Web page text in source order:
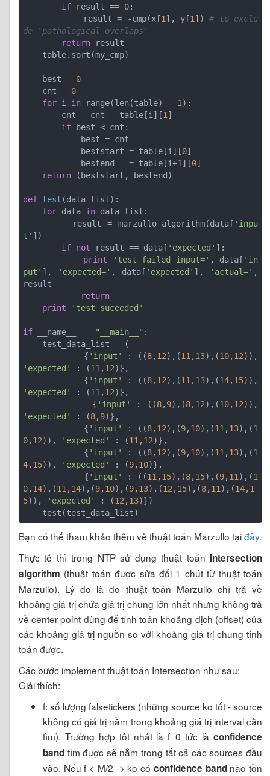
if result == 0:
            result = -cmp(x[
1 ], y[1 ]) # to exclu
de 'pathological overlaps'
return result
    best =
0
    cnt =
0
for i in range(len(table) - 1 ):
        cnt = cnt - table[i][
1 ]
if best < cnt:
            beststart = table[i][
0]
            bestend   = table[i+
1 ][0]
return (beststart, bestend)
def test (data_list) :
for data in data_list:
        result = marzullo_algorithm(data[
'inpu
t' ])
if not result == data[ 'expected' ]:
print
'test failed input=' , data[ 'in
put' ], 'expected=' , data[ 'expected' ], 'actual=' ,
result
return
print
'test suceeded'
if __name__ == "__main__" :
            {
'input' : ((8, 12),(11 , 13),(10, 12
'expected'
: (11 , 12)},
            {
'input' : ((8, 12),(11 , 13),(14, 15
'expected'
: (11 , 12)},
            {
'input' : ((8, 9),(8, 12),(10, 12
'expected'
: (8, 9)},
            {
'input' : ((8, 12),(9, 10),(11 , 13),(1
0, 12)), 'expected' : (11 , 12)},
            {
'input' : ((8, 12),(9, 10),(11 , 13),(1
4, 15)), 'expected' : (9, 10)},
            {
'input' : ((11 , 15),(8, 15),(9, 11 ),(1
0, 14),(11 , 14),(9, 10),(9, 13),(12 , 15),(8, 11 ),(14, 1
5)), 'expected' : (12 , 13)})
Bạn có thể tham khảo thêm về thuật toán Marzullo tạiđây.
Thực tế thì trong NTP sử dụng thuật toán Intersection
algorithm (thuật toán được sửa đổi 1 chút từ thuật toán
Marzullo). Lý do là do thuật toán Marzullo chỉ trả về
khoảng giá trị chứa giá trị chung lớn nhất nhưng không trả
về center point dùng để tính toán khoảng dịch (offset) của
các khoảng giá trị nguồn so với khoảng giá trị chung tính
toán được.
Các bước implement thuật toán Intersection như sau:
Giải thích:
f: số lượng falsetickers (những source ko tốt - source
không có giá trị nằm trong khoảng giá trị interval cần
tìm). Trường hợp tốt nhất là f=0 tức là confidence
band tìm được sẽ nằm trong tất cả các sources đầu
vào. Nếu f < M/2 -> ko có confidence bandnào tồn